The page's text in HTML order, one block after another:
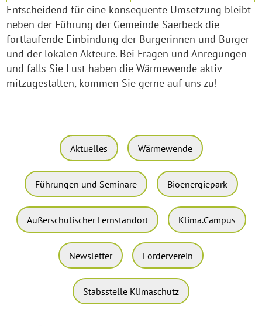
Entscheidend für eine konsequente Umsetzung bleibt
neben der Führung der Gemeinde Saerbeck die
fortlaufende Einbindung der Bürgerinnen und Bürger
und der lokalen Akteure. Bei Fragen und Anregungen
und falls Sie Lust haben die Wärmewende aktiv
mitzugestalten, kommen Sie gerne auf uns zu!
Aktuelles Wärmewende
Führungen und Seminare Bioenergiepark
Außerschulischer Lernstandort Klima.Campus
Newsletter Förderverein
Stabsstelle Klimaschutz